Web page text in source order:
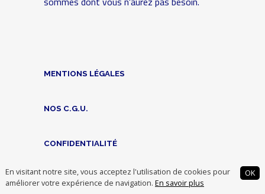
En visitant notre site, vous acceptez l'utilisation de cookies pour
améliorer votre expérience de navigation. En savoir plus
OK
MENTIONS LÉGALES
NOS C.G.U.
CONFIDENTIALITÉ
RÉCLAMATIONS